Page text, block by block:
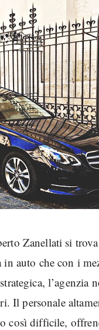
Zanellati si
auto che con i
Il personale
così difficile,